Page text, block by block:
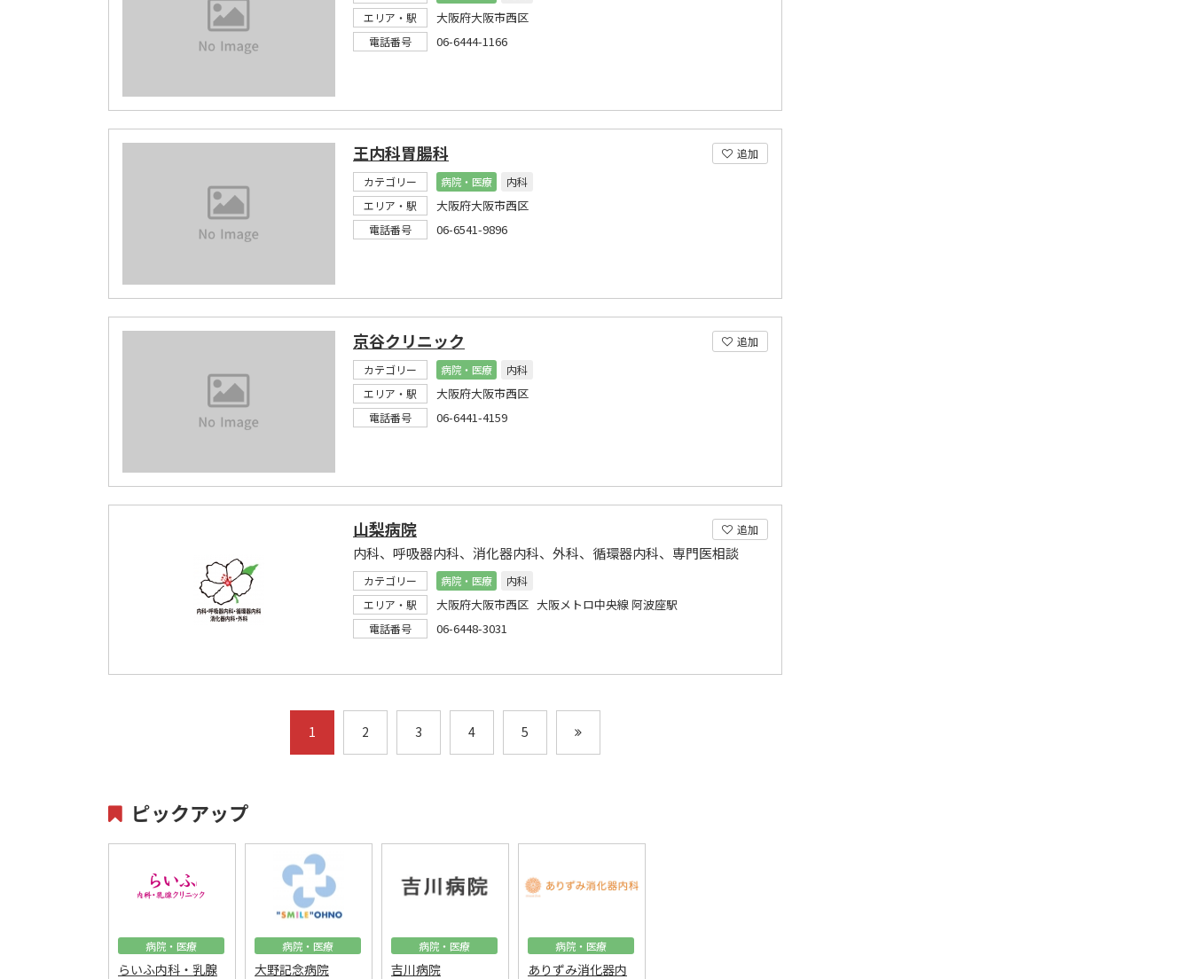
エリア・駅
大阪府大阪市西区
電話番号 06-6444-1166
追加
王内科胃腸科
カテゴリー 病院・医療
内科
エリア・駅
大阪府大阪市西区
電話番号 06-6541-9896
追加
京谷クリニック
カテゴリー 病院・医療
内科
エリア・駅
大阪府大阪市西区
電話番号 06-6441-4159
追加
山梨病院
内科、呼吸器内科、消化器内科、外科、循環器内科、専門医相談
カテゴリー 病院・医療
内科
エリア・駅
大阪府大阪市西区 大阪メトロ中央線 阿波座駅
電話番号 06-6448-3031
1 2 3 4 5
ピックアップ
病院・医療
らいふ内科・乳腺
病院・医療
大野記念病院
病院・医療
吉川病院
病院・医療
ありずみ消化器内